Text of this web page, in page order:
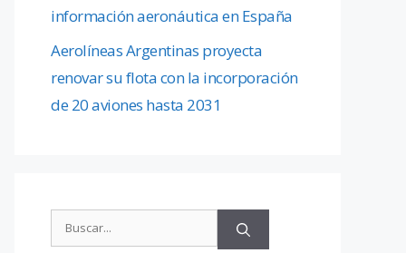
información aeronáutica en España
Aerolíneas Argentinas proyecta
renovar su flota con la incorporación
de 20 aviones hasta 2031